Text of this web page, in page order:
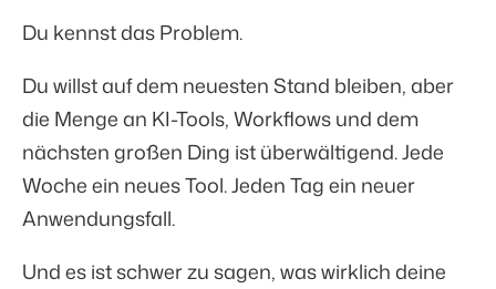
Du kennst das Problem.
Du willst auf dem neuesten Stand bleiben, aber
die Menge an KI-Tools, Workflows und dem
nächsten großen Ding ist überwältigend. Jede
Woche ein neues Tool. Jeden Tag ein neuer
Anwendungsfall.
Und es ist schwer zu sagen, was wirklich deine